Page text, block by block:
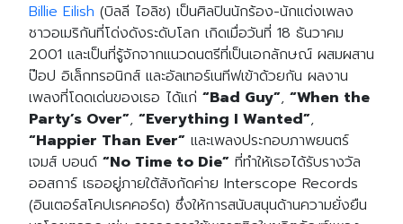
Billie Eilish (บิลลี ไอลิช) เป็นศิลปินนักร้อง-นักแต่งเพลง
ชาวอเมริกันที่โด่งดังระดับโลก เกิดเมื่อวันที่ 18 ธันวาคม
2001 และเป็นที่รู้จักจากแนวดนตรีที่เป็นเอกลักษณ์ ผสมผสาน
ป๊อป อิเล็กทรอนิกส์ และอัลเทอร์เนทีฟเข้าด้วยกัน ผลงาน
เพลงที่โดดเด่นของเธอ ได้แก่ “Bad Guy”, “When the
Party’s Over”, “Everything I Wanted”,
“Happier Than Ever” และเพลงประกอบภาพยนตร์
เจมส์ บอนด์ “No Time to Die” ที่ทำให้เธอได้รับรางวัล
ออสการ์ เธออยู่ภายใต้สังกัดค่าย Interscope Records
(อินเตอร์สโคปเรคคอร์ด) ซึ่งให้การสนับสนุนด้านความยั่งยืน